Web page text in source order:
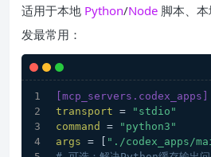
适用于本地 Python/Node 脚本、
发最常用：
[mcp_servers.codex_apps]
transport =
"stdio"
command
=
"python3"
args = [ "./codex_apps/